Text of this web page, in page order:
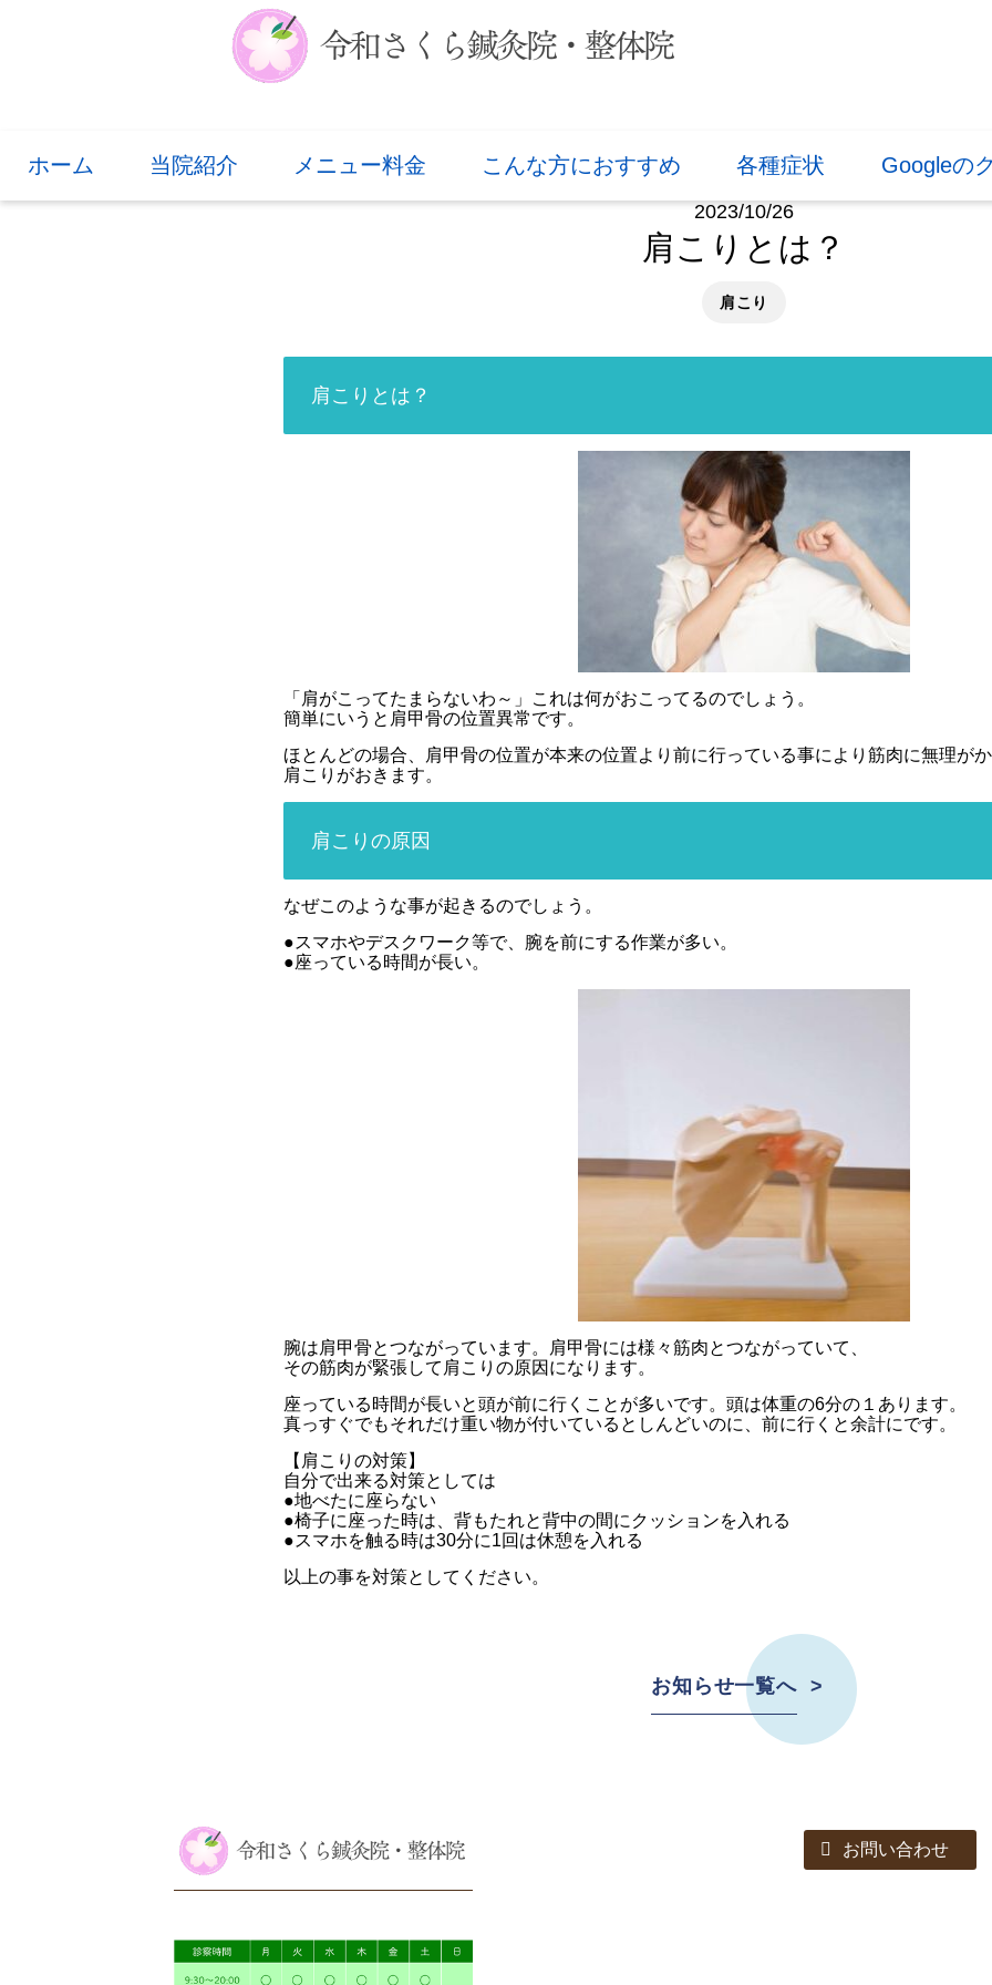
ホーム 当院紹介 メニュー料金 こんな方におすすめ 各種症状 Googleの
2023/10/26
肩こりとは？
肩こり
肩こりとは？
「肩がこってたまらないわ～」これは何がおこってるのでしょう。
簡単にいうと肩甲骨の位置異常です。
ほとんどの場合、肩甲骨の位置が本来の位置より前に行っている事により筋肉に無理が
肩こりがおきます。
肩こりの原因
なぜこのような事が起きるのでしょう。
●スマホやデスクワーク等で、腕を前にする作業が多い。
●座っている時間が長い。
腕は肩甲骨とつながっています。肩甲骨には様々筋肉とつながっていて、
その筋肉が緊張して肩こりの原因になります。
座っている時間が長いと頭が前に行くことが多いです。頭は体重の6分の１あります。
真っすぐでもそれだけ重い物が付いているとしんどいのに、前に行くと余計にです。
【肩こりの対策】
自分で出来る対策としては
●地べたに座らない
●椅子に座った時は、背もたれと背中の間にクッションを入れる
●スマホを触る時は30分に1回は休憩を入れる
以上の事を対策としてください。
お知らせ一覧へ
お問い合わせ